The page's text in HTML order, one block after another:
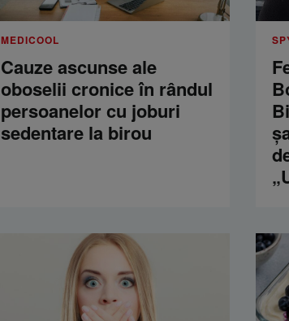
MEDICOOL
Cauze ascunse ale
oboselii cronice în rândul
persoanelor cu joburi
sedentare la birou